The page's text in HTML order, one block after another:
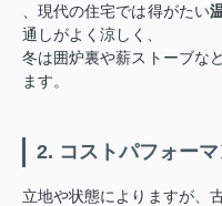
、現代の住宅では得がたい
通しがよく涼しく、
冬は囲炉裏や薪ストーブな
ます。
2. コストパフォー
立地や状態によりますが、